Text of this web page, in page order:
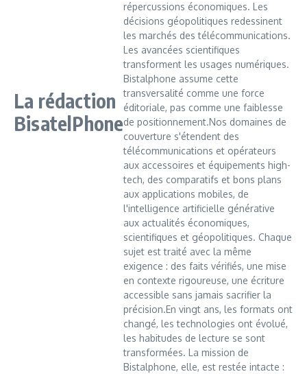
La rédaction
BisatelPhone
répercussions économiques. Les
décisions géopolitiques redessinent
les marchés des télécommunications.
Les avancées scientifiques
transforment les usages numériques.
Bistalphone assume cette
transversalité comme une force
éditoriale, pas comme une faiblesse
de positionnement.Nos domaines de
couverture s'étendent des
télécommunications et opérateurs
aux accessoires et équipements high-
tech, des comparatifs et bons plans
aux applications mobiles, de
l'intelligence artificielle générative
aux actualités économiques,
scientifiques et géopolitiques. Chaque
sujet est traité avec la même
exigence : des faits vérifiés, une mise
en contexte rigoureuse, une écriture
accessible sans jamais sacrifier la
précision.En vingt ans, les formats ont
changé, les technologies ont évolué,
les habitudes de lecture se sont
transformées. La mission de
Bistalphone, elle, est restée intacte :